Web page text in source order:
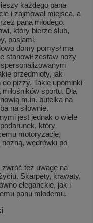
każdego pana
i zajmował miejsca, a
pana młodego.
który bierze ślub,
pasjami,
domy pomysł ma
stanowił zestaw noży
przedmioty, jak
pizzy. Takie upominki
sportu. Dla
m.in. butelka na
na siłownie.
jest jednak o wiele
który
motoryzacje,
nożną, wędrówki po
też uwagę na
Skarpety, krawaty,
eleganckie, jak i
panu młodemu.